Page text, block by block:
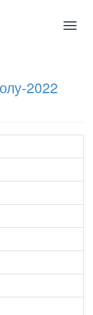
2022